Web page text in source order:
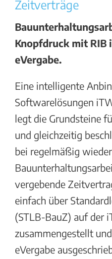
Zeitverträge
Knopfdruck mit RIB
eVergabe.
Eine intelligente
Softwarelösungen
legt die Grundsteine
und gleichzeitig
bei regelmäßig
vergebende
einfach über
(STLB-BauZ) auf der
zusammengestellt
eVergabe